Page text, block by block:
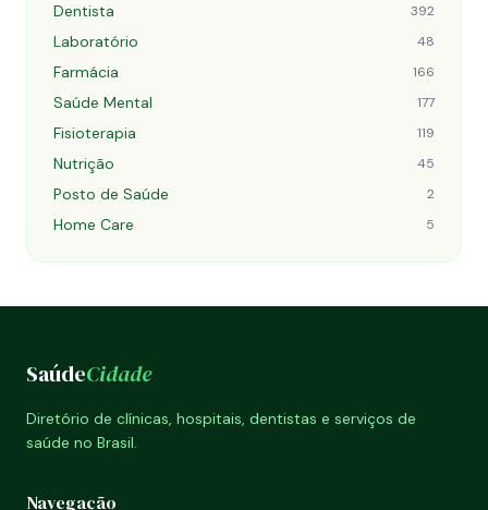
Dentista 392
Laboratório 48
Farmácia 166
Saúde Mental 177
Fisioterapia 119
Nutrição 45
Posto de Saúde 2
Home Care 5
SaúdeCidade
Diretório de clínicas, hospitais, dentistas e serviços de
saúde no Brasil.
Navegação